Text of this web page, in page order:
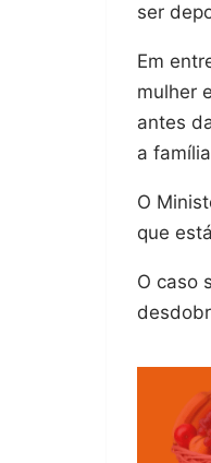
ser
Em
mulher
antes
a
O
que
O caso